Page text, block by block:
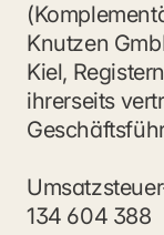
Knutzen
Kiel,
ihrerseits
134 604 388